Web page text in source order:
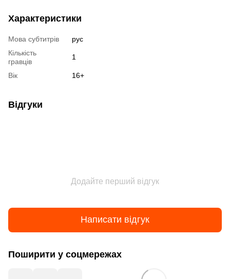
Характеристики
Мова субтитрів
рус
Кількість
гравців
1
Вік 16+
Відгуки
Додайте перший відгук
Написати відгук
Поширити у соцмережах